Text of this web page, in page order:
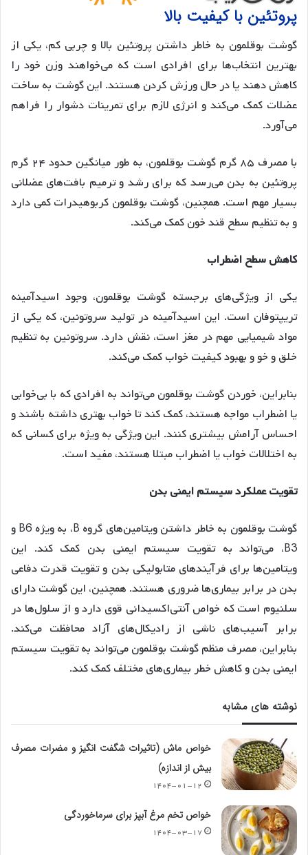
پروتئین با کیفیت بالا
گوشت بوقلمون به خاطر داشتن پروتئین بالا و چربی کم، یکی از
بهترین انتخاب‌ها برای افرادی است که می‌خواهند وزن خود را
کاهش دهند یا در حال ورزش کردن هستند. این گوشت به ساخت
عضلات کمک می‌کند و انرژی لازم برای تمرینات دشوار را فراهم
می‌آورد.
با مصرف ۸۵ گرم گوشت بوقلمون، به طور میانگین حدود ۲۴ گرم
پروتئین به بدن می‌رسد که برای رشد و ترمیم بافت‌های عضلانی
بسیار مهم است. همچنین، گوشت بوقلمون کربوهیدرات کمی دارد
و به تنظیم سطح قند خون کمک می‌کند.
کاهش سطح اضطراب
یکی از ویژگی‌های برجسته گوشت بوقلمون، وجود اسیدآمینه
تریپتوفان است. این اسیدآمینه در تولید سروتونین، که یکی از
مواد شیمیایی مهم در مغز است، نقش دارد. سروتونین به تنظیم
خلق و خو و بهبود کیفیت خواب کمک می‌کند.
بنابراین، خوردن گوشت بوقلمون می‌تواند به افرادی که با بی‌خوابی
یا اضطراب مواجه هستند، کمک کند تا خواب بهتری داشته باشند و
احساس آرامش بیشتری کنند. این ویژگی به ویژه برای کسانی که
به اختلالات خواب یا اضطراب مبتلا هستند، مفید است.
تقویت عملکرد سیستم ایمنی بدن
گوشت بوقلمون به خاطر داشتن ویتامین‌های گروه B، به ویژه B6 و
B3، می‌تواند به تقویت سیستم ایمنی بدن کمک کند. این
ویتامین‌ها برای فرآیندهای متابولیکی بدن و تقویت قدرت دفاعی
بدن در برابر بیماری‌ها ضروری هستند. همچنین، این گوشت دارای
سلنیوم است که خواص آنتی‌اکسیدانی قوی دارد و از سلول‌ها در
برابر آسیب‌های ناشی از رادیکال‌های آزاد محافظت می‌کند.
بنابراین، مصرف منظم گوشت بوقلمون می‌تواند به تقویت سیستم
ایمنی بدن و کاهش خطر بیماری‌های مختلف کمک کند.
نوشته های مشابه
خواص ماش (تاثیرات شگفت انگیز و مضرات مصرف
بیش از اندازه)
۱۴۰۴-۰۱-۱۲
خواص تخم مرغ آبپز برای سرماخوردگی
۱۴۰۴-۰۳-۱۷